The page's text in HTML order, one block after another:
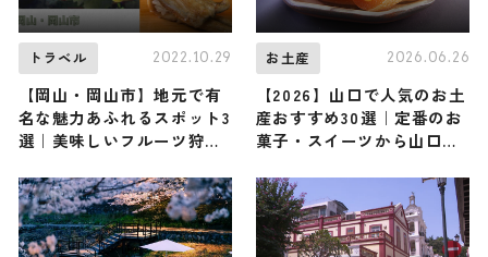
トラベル 2022.10.29
【岡山・岡山市】地元で有
名な魅力あふれるスポット3
選｜美味しいフルーツ狩り
介
お土産 2026.06.26
【2026】山口で人気のお土
産おすすめ30選｜定番のお
菓子・スイーツから山口限
貨まで幅広く紹介